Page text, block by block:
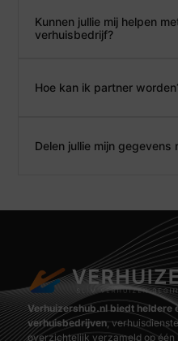
Kunnen jullie mij helpen
verhuisbedrijf?
Hoe kan ik partner
Delen jullie mijn gegevens
Verhuizershub.nl biedt heldere
verhuisbedrijven,
overzichtelijk verzameld op één